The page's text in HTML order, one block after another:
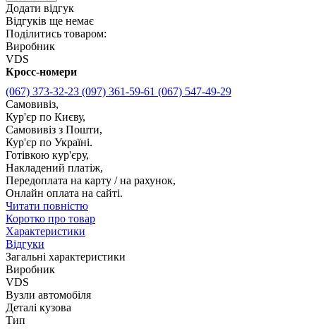
Додати відгук
Відгуків ще немає
Поділитись товаром:
Виробник
VDS
Кросс-номери
(067) 373-32-23 (097) 361-59-61 (067) 547-49-29
Самовивіз,
Кур'єр по Києву,
Самовивіз з Пошти,
Кур'єр по Україні.
Готівкою кур'єру,
Накладений платіж,
Передоплата на карту / на рахунок,
Онлайн оплата на сайті.
Читати повністю
Коротко про товар
Характеристики
Відгуки
Загальні характеристики
Виробник
VDS
Вузли автомобіля
Деталі кузова
Тип